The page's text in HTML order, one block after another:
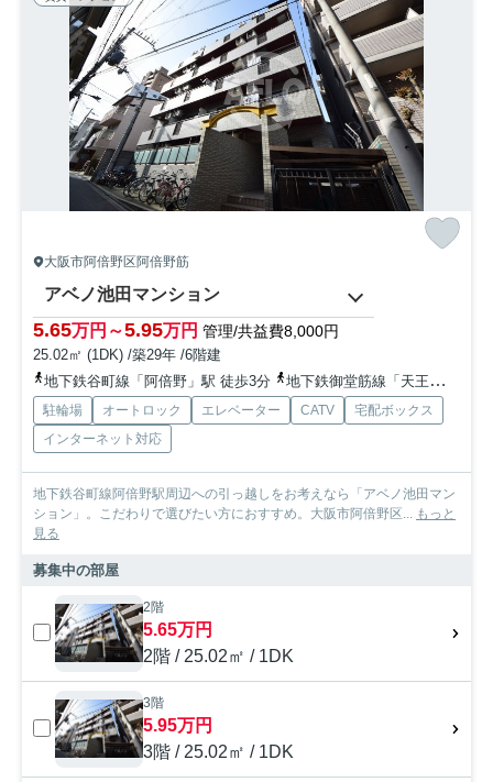
大阪市阿倍野区阿倍野筋
アベノ池田マンション
5.65万円～5.95万円 管理/共益費8,000円
25.02㎡ (1DK) /築29年 /6階建
地下鉄谷町線「阿倍野」駅 徒歩3分
地下鉄御堂筋線「天王寺」駅 徒歩10分
駐輪場 オートロック エレベーター CATV
宅配ボックス
インターネット対応
地下鉄谷町線阿倍野駅周辺への引っ越しをお考えなら「アベノ池田マン
ション」。こだわりで選びたい方におすすめ。大阪市阿倍野区...
もっと
見る
募集中の部屋
2階
5.65万円
2階 / 25.02㎡ / 1DK
3階
5.95万円
3階 / 25.02㎡ / 1DK